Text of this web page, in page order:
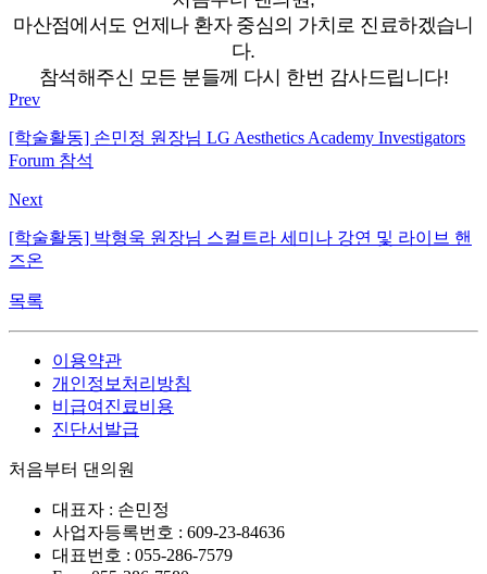
마산점에서도 언제나 환자 중심의 가치로 진료하겠습니
다.
참석해주신 모든 분들께 다시 한번 감사드립니다!
Prev
[학술활동] 손민정 원장님 LG Aesthetics Academy Investigators
Forum 참석
Next
[학술활동] 박형욱 원장님 스컬트라 세미나 강연 및 라이브 핸
즈온
목록
이용약관
개인정보처리방침
비급여진료비용
진단서발급
처음부터 댄의원
대표자 : 손민정
사업자등록번호 : 609-23-84636
대표번호 : 055-286-7579